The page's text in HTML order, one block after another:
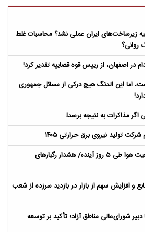
زیرساخت‌های ایران عملی نشد؟ محاسبات غلط
روانی؟
در اصفهان، از رییس قوه قضاییه تقدیر کرد!
اما این الدنگ هیچ درکی از مسائل جمهوری
اگر مذاکرات به نتیجه برسد!
تولید نیروی برق حرارتی ۱۴۰۵
هواشناسی؛ پیش‌بینی وضعیت هوا طی ۵ روز آینده/ هشدار رگبارهای
و افزایش سهم از بازار در بازدید سرزده از شعب
شورای‌عالی مناطق آزاد؛ تأکید بر توسعه